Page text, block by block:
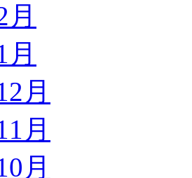
月
月
月